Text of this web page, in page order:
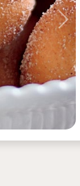
Next